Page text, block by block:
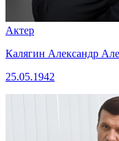
Актер
Калягин Александр
25.05.1942